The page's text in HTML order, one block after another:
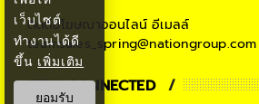
ติดต่อโฆษณาออนไลน์ อีเมลล์
teamsales_spring@nationgroup.com
STAY CONNECTED
เว็บไซต์
ทำงานได้ดี
ขึ้น เพิ่มเติม
ยอมรับ